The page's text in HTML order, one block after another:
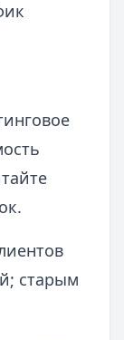
старым